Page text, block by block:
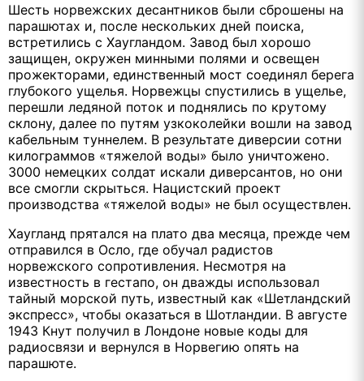
Шесть норвежских десантников были сброшены на
парашютах и, после нескольких дней поиска,
встретились с Хаугландом. Завод был хорошо
защищен, окружен минными полями и освещен
прожекторами, единственный мост соединял берега
глубокого ущелья. Норвежцы спустились в ущелье,
перешли ледяной поток и поднялись по крутому
склону, далее по путям узкоколейки вошли на завод
кабельным туннелем. В результате диверсии сотни
килограммов «тяжелой воды» было уничтожено.
3000 немецких солдат искали диверсантов, но они
все смогли скрыться. Нацистский проект
производства «тяжелой воды» не был осуществлен.
Хаугланд прятался на плато два месяца, прежде чем
отправился в Осло, где обучал радистов
норвежского сопротивления. Несмотря на
известность в гестапо, он дважды использовал
тайный морской путь, известный как «Шетландский
экспресс», чтобы оказаться в Шотландии. В августе
1943 Кнут получил в Лондоне новые коды для
радиосвязи и вернулся в Норвегию опять на
парашюте.